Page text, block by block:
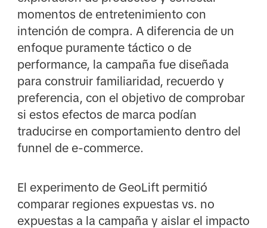
momentos de entretenimiento con
intención de compra. A diferencia de un
enfoque puramente táctico o de
performance, la campaña fue diseñada
para construir familiaridad, recuerdo y
preferencia, con el objetivo de comprobar
si estos efectos de marca podían
traducirse en comportamiento dentro del
funnel de e-commerce.
El experimento de GeoLift permitió
comparar regiones expuestas vs. no
expuestas a la campaña y aislar el impacto